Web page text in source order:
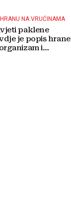
NA VRUĆINAMA
paklene
je popis hrane
i